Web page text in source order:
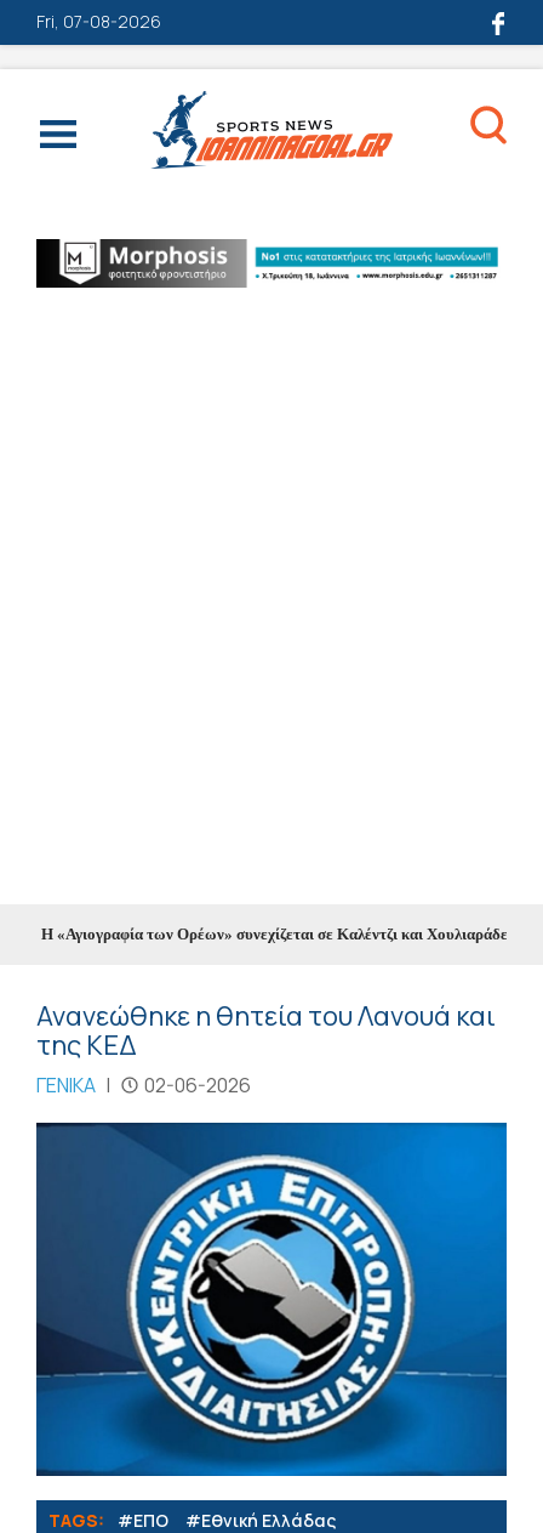
Fri, 07-08-2026
Η «Αγιογραφία των Ορέων» συνεχίζεται σε Καλέντζι και Χουλιαράδες //
Ανανεώθηκε η θητεία του Λανουά και
της ΚΕΔ
ΓΕΝΙΚΑ | 02-06-2026
TAGS: #ΕΠΟ #Εθνική Ελλάδας